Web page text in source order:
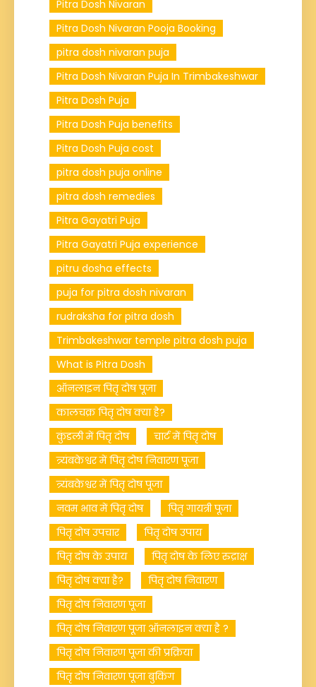
Pitra Dosh Nivaran
Pitra Dosh Nivaran Pooja Booking
pitra dosh nivaran puja
Pitra Dosh Nivaran Puja In Trimbakeshwar
Pitra Dosh Puja
Pitra Dosh Puja benefits
Pitra Dosh Puja cost
pitra dosh puja online
pitra dosh remedies
Pitra Gayatri Puja
Pitra Gayatri Puja experience
pitru dosha effects
puja for pitra dosh nivaran
rudraksha for pitra dosh
Trimbakeshwar temple pitra dosh puja
What is Pitra Dosh
ऑनलाइन पितृ दोष पूजा
कालचक्र पितृ दोष क्या है?
कुंडली में पितृ दोष
चार्ट में पितृ दोष
त्र्यंबकेश्वर में पितृ दोष निवारण पूजा
त्र्यंबकेश्वर में पितृ दोष पूजा
नवम भाव में पितृ दोष
पितृ गायत्री पूजा
पितृ दोष उपचार
पितृ दोष उपाय
पितृ दोष के उपाय
पितृ दोष के लिए रुद्राक्ष
पितृ दोष क्या है?
पितृ दोष निवारण
पितृ दोष निवारण पूजा
पितृ दोष निवारण पूजा ऑनलाइन क्या है ?
पितृ दोष निवारण पूजा की प्रक्रिया
पितृ दोष निवारण पूजा बुकिंग